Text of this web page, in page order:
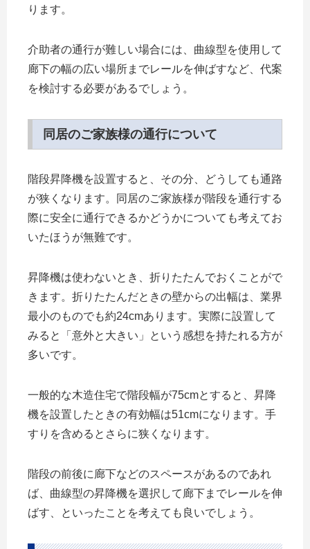
ります。
介助者の通行が難しい場合には、曲線型を使用して
廊下の幅の広い場所までレールを伸ばすなど、代案
を検討する必要があるでしょう。
同居のご家族様の通行について
階段昇降機を設置すると、その分、どうしても通路
が狭くなります。同居のご家族様が階段を通行する
際に安全に通行できるかどうかについても考えてお
いたほうが無難です。
昇降機は使わないとき、折りたたんでおくことがで
きます。折りたたんだときの壁からの出幅は、業界
最小のものでも約24cmあります。実際に設置して
みると「意外と大きい」という感想を持たれる方が
多いです。
一般的な木造住宅で階段幅が75cmとすると、昇降
機を設置したときの有効幅は51cmになります。手
すりを含めるとさらに狭くなります。
階段の前後に廊下などのスペースがあるのであれ
ば、曲線型の昇降機を選択して廊下までレールを伸
ばす、といったことを考えても良いでしょう。